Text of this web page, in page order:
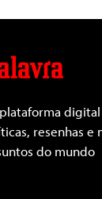
resenhas e
do mundo